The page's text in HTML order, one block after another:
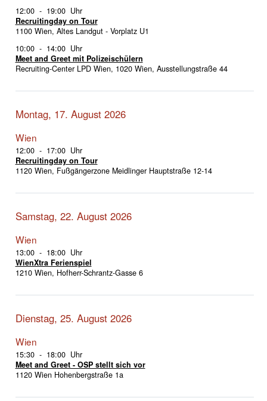
12:00 - 19:00 Uhr
Recruitingday on Tour
1100 Wien, Altes Landgut - Vorplatz U1
10:00 - 14:00 Uhr
Meet and Greet mit Polizeischülern
Recruiting-Center LPD Wien, 1020 Wien, Ausstellungstraße 44
Montag, 17. August 2026
Wien
12:00 - 17:00 Uhr
Recruitingday on Tour
1120 Wien, Fußgängerzone Meidlinger Hauptstraße 12-14
Samstag, 22. August 2026
Wien
13:00 - 18:00 Uhr
WienXtra Ferienspiel
1210 Wien, Hofherr-Schrantz-Gasse 6
Dienstag, 25. August 2026
Wien
15:30 - 18:00 Uhr
Meet and Greet - OSP stellt sich vor
1120 Wien Hohenbergstraße 1a